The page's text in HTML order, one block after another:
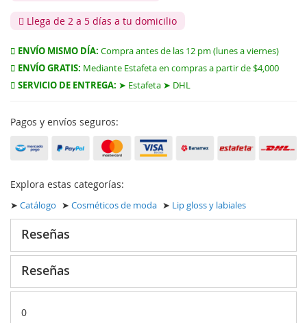
Llega de 2 a 5 días a tu domicilio
ENVÍO MISMO DÍA: Compra antes de las 12 pm (lunes a viernes)
ENVÍO GRATIS: Mediante Estafeta en compras a partir de $4,000
SERVICIO DE ENTREGA: ➤ Estafeta ➤ DHL
Pagos y envíos seguros:
Explora estas categorías:
➤ Catálogo ➤ Cosméticos de moda ➤ Lip gloss y labiales
Reseñas
Reseñas
0